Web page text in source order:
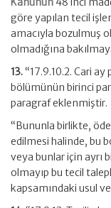
göre yapılan tecil
amacıyla bozulmuş
olmadığına
13. “17.9.10.2. Cari ay
bölümünün birinci
paragraf eklenmiştir.
“Bununla birlikte,
edilmesi halinde, bu
veya bunlar için ayrı
olmayıp bu tecil
kapsamındaki usul